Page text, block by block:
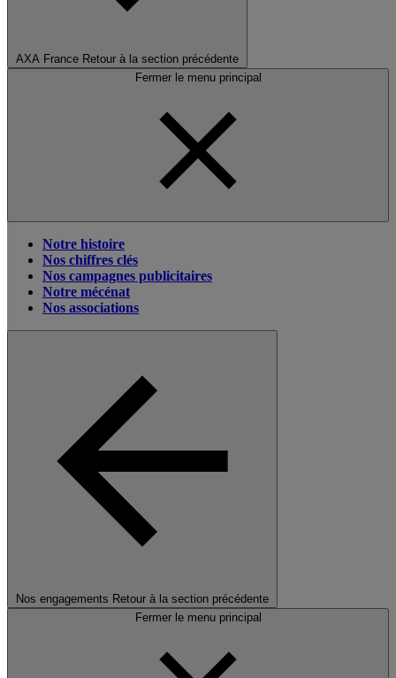
AXA France Retour à la section précédente
Fermer le menu principal
Notre histoire
Nos chiffres clés
Nos campagnes publicitaires
Notre mécénat
Nos associations
Nos engagements Retour à la section précédente
Fermer le menu principal